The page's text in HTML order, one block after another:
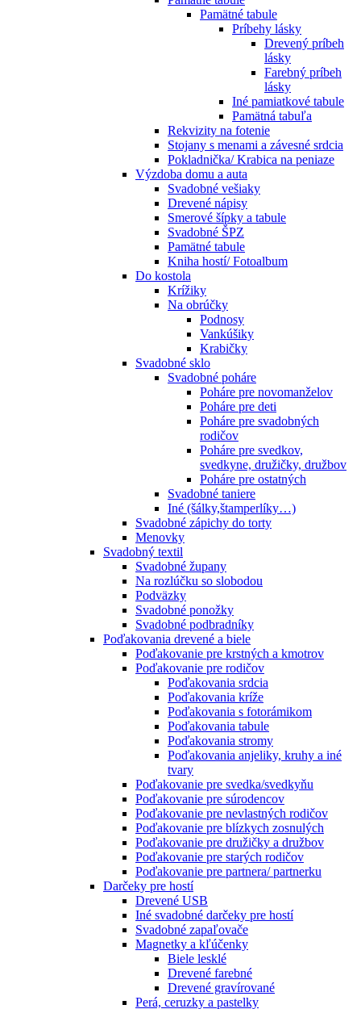
Pamätné tabule
Príbehy lásky
Drevený príbeh
lásky
Farebný príbeh
lásky
Iné pamiatkové tabule
Pamätná tabuľa
Rekvizity na fotenie
Stojany s menami a závesné srdcia
Pokladnička/ Krabica na peniaze
Výzdoba domu a auta
Svadobné vešiaky
Drevené nápisy
Smerové šípky a tabule
Svadobné ŠPZ
Pamätné tabule
Kniha hostí/ Fotoalbum
Do kostola
Krížiky
Na obrúčky
Podnosy
Vankúšiky
Krabičky
Svadobné sklo
Svadobné poháre
Poháre pre novomanželov
Poháre pre deti
Poháre pre svadobných
rodičov
Poháre pre svedkov,
svedkyne, družičky, družbov
Poháre pre ostatných
Svadobné taniere
Iné (šálky,štamperlíky…)
Svadobné zápichy do torty
Menovky
Svadobný textil
Svadobné župany
Na rozlúčku so slobodou
Podväzky
Svadobné ponožky
Svadobné podbradníky
Poďakovania drevené a biele
Poďakovanie pre krstných a kmotrov
Poďakovanie pre rodičov
Poďakovania srdcia
Poďakovania kríže
Poďakovania s fotorámikom
Poďakovania tabule
Poďakovania stromy
Poďakovania anjeliky, kruhy a iné
tvary
Poďakovanie pre svedka/svedkyňu
Poďakovanie pre súrodencov
Poďakovanie pre nevlastných rodičov
Poďakovanie pre blízkych zosnulých
Poďakovanie pre družičky a družbov
Poďakovanie pre starých rodičov
Poďakovanie pre partnera/ partnerku
Darčeky pre hostí
Drevené USB
Iné svadobné darčeky pre hostí
Svadobné zapaľovače
Magnetky a kľúčenky
Biele lesklé
Drevené farebné
Drevené gravírované
Perá, ceruzky a pastelky